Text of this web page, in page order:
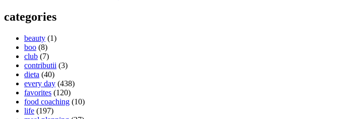
categories
beauty (1)
boo (8)
club (7)
contributii (3)
dieta (40)
every day (438)
favorites (120)
food coaching (10)
life (197)